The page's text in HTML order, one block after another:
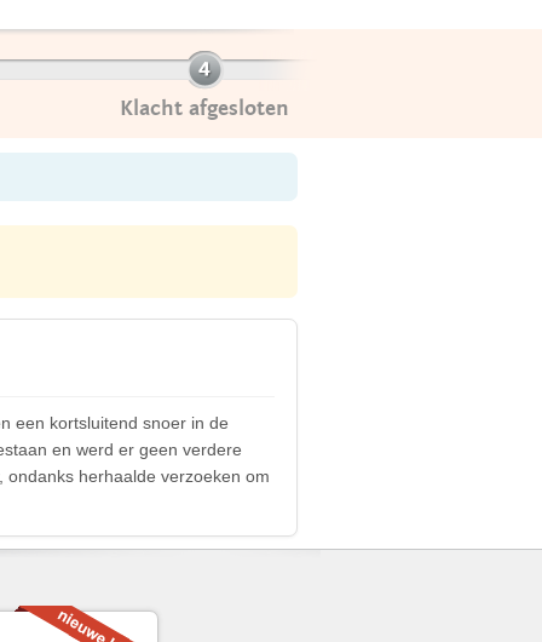
Klacht afgesloten
een kortsluitend snoer in de
en werd er geen verdere
herhaalde verzoeken om